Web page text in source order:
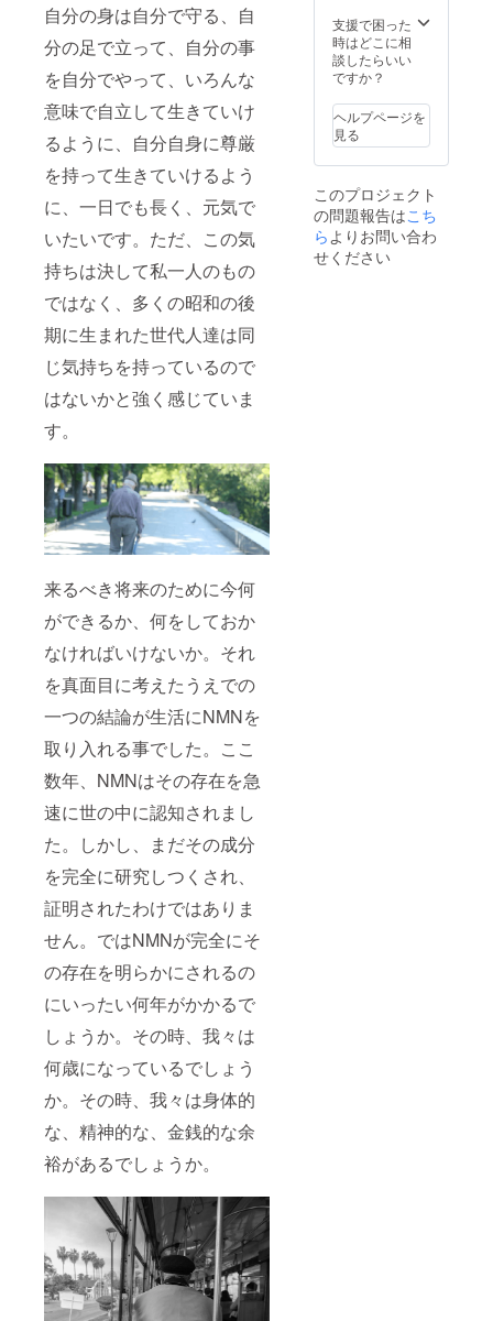
自分の身は自分で守る、自
分の足で立って、自分の事
を自分でやって、いろんな
意味で自立して生きていけ
るように、自分自身に尊厳
を持って生きていけるよう
に、一日でも長く、元気で
いたいです。ただ、この気
持ちは決して私一人のもの
ではなく、多くの昭和の後
期に生まれた世代人達は同
じ気持ちを持っているので
はないかと強く感じていま
す。
来るべき将来のために今何
ができるか、何をしておか
なければいけないか。それ
を真面目に考えたうえでの
一つの結論が生活にNMNを
取り入れる事でした。ここ
数年、NMNはその存在を急
速に世の中に認知されまし
た。しかし、まだその成分
を完全に研究しつくされ、
証明されたわけではありま
せん。ではNMNが完全にそ
の存在を明らかにされるの
にいったい何年がかかるで
しょうか。その時、我々は
何歳になっているでしょう
か。その時、我々は身体的
な、精神的な、金銭的な余
裕があるでしょうか。
2025年
6月
トリン
／セル
ロー
ス、ス
ン酸カ
ルシウ
ム、微
粒酸化
内容量
（1
袋）：
12g (1
粒
支援で困った
時はどこに相
談したらいい
ですか？
ヘルプページを
見る
このプロジェクト
の問題報告はこち
ら よりお問い合わ
せください